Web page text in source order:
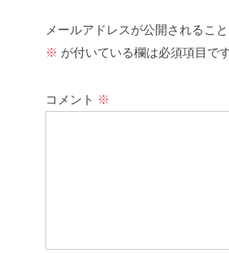
メールアドレスが公開されること
※ が付いている欄は必須項目で
コメント ※